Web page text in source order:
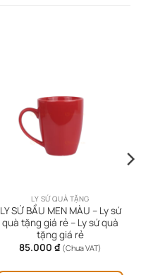
LY SỨ QUÀ TẶNG
LY SỨ BẦU MEN MÀU – Ly sứ
quà tặng giá rẻ – Ly sứ quà
tặng giá rẻ
85.000 ₫ (Chưa VAT)